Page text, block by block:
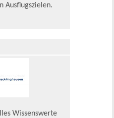
Ausflugszielen.
Wissenswerte